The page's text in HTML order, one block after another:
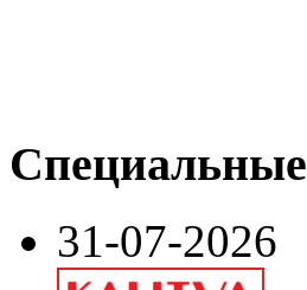
31-07-2026